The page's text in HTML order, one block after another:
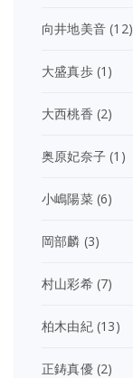
向井地美音 (12)
大盛真歩(1)
大西桃香 (2)
奥原妃奈子 (1)
小嶋陽菜(6)
岡部麟 (3)
村山彩希(7)
柏木由紀(13)
正鋳真優(2)